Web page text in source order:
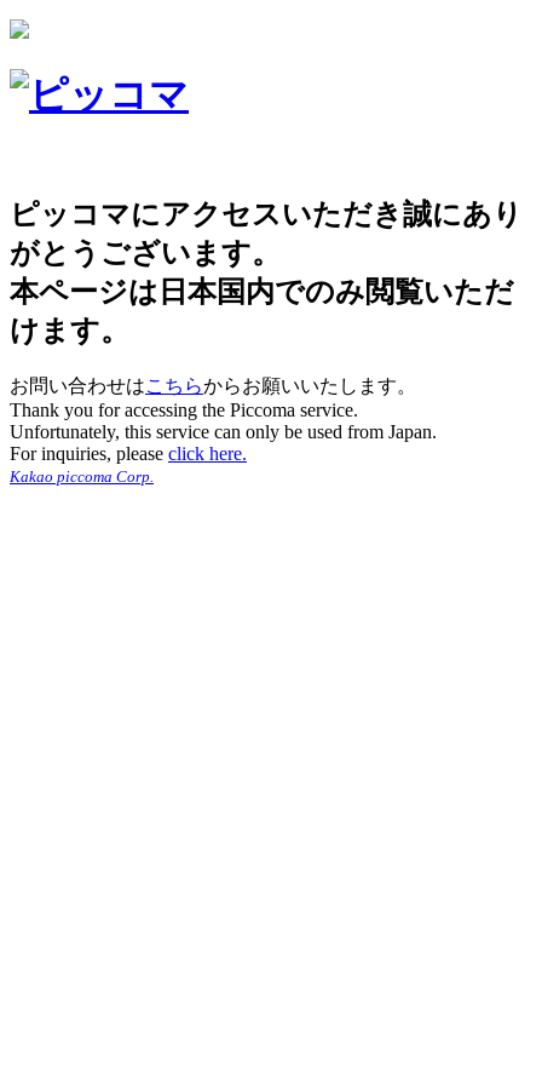
ピッコマにアクセスいただき誠にあり
がとうございます。
本ページは日本国内でのみ閲覧いただ
けます。
お問い合わせはこちらからお願いいたします。
Thank you for accessing the Piccoma service.
Unfortunately, this service can only be used from Japan.
For inquiries, please click here.
Kakao piccoma Corp.